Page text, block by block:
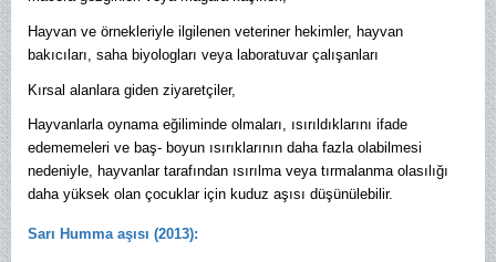
Hayvan ve örnekleriyle ilgilenen veteriner hekimler, hayvan
bakıcıları, saha biyologları veya laboratuvar çalışanları
Kırsal alanlara giden ziyaretçiler,
Hayvanlarla oynama eğiliminde olmaları, ısırıldıklarını ifade
edememeleri ve baş- boyun ısırıklarının daha fazla olabilmesi
nedeniyle, hayvanlar tarafından ısırılma veya tırmalanma olasılığı
daha yüksek olan çocuklar için kuduz aşısı düşünülebilir.
Sarı Humma aşısı (2013):